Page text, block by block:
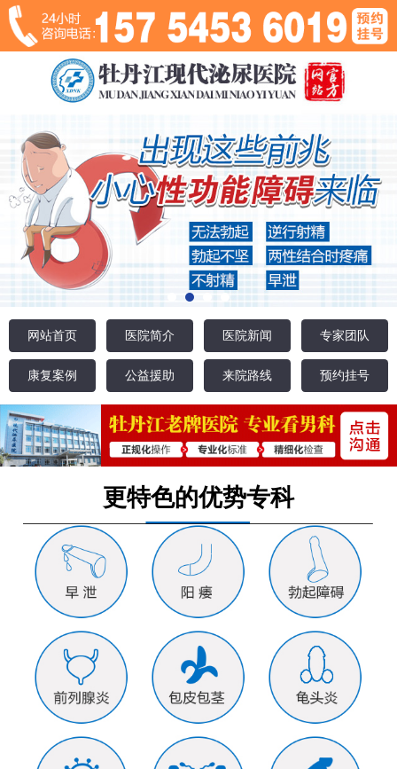
网站首页 医院简介 医院新闻 专家团队
康复案例 公益援助 来院路线 预约挂号
更特色的优势专科